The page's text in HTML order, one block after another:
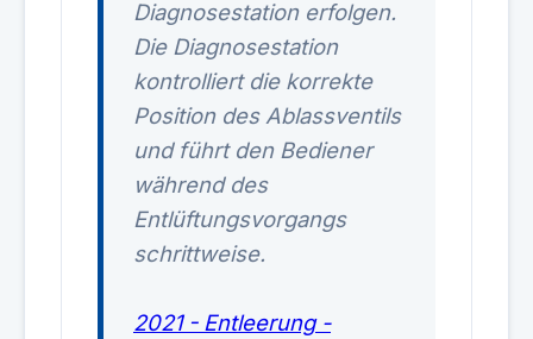
Diagnosestation erfolgen.
Die Diagnosestation
kontrolliert die korrekte
Position des Ablassventils
und führt den Bediener
während des
Entlüftungsvorgangs
schrittweise.
2021 - Entleerung -